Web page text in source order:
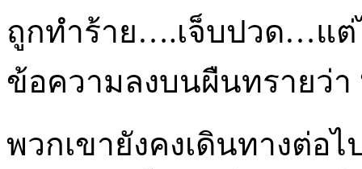
ถูกทำร้าย….เจ็บปวด…แต่
ข้อความลงบนผืนทรายว่
พวกเขายังคงเดินทางต่อ